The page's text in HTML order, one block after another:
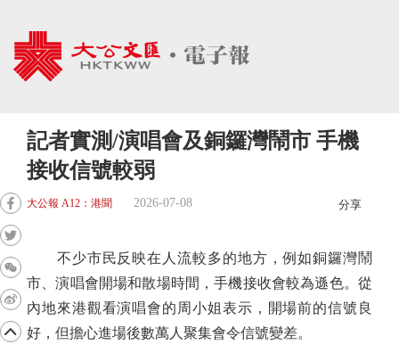
記者實測/演唱會及銅鑼灣鬧市 手機
接收信號較弱
大公報 A12：港聞 2026-07-08 分享
不少市民反映在人流較多的地方，例如銅鑼灣鬧
市、演唱會開場和散場時間，手機接收會較為遜色。從
內地來港觀看演唱會的周小姐表示，開場前的信號良
好，但擔心進場後數萬人聚集會令信號變差。